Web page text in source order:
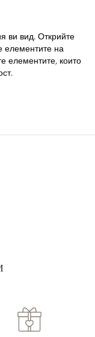
ви вид. Открийте
елементите на
елементите, които